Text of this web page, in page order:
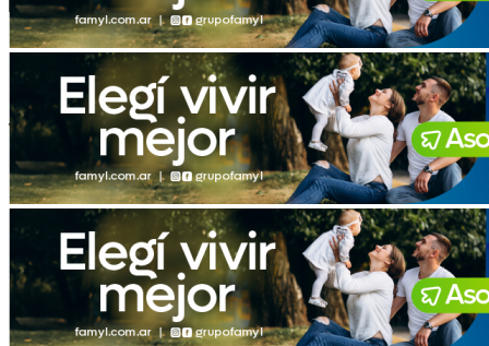
No Result
View All Result